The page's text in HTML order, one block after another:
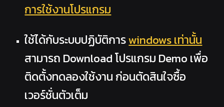
การใช้งานโปรแกรม
ใช้ได้กับระบบปฏิบัติการwindows เท่านั้น
สามารถ Download โปรแกรม Demo เพื่อ
ติดตั้งทดลองใช้งาน ก่อนตัดสินใจซื้อ
เวอร์ชั่นตัวเต็ม